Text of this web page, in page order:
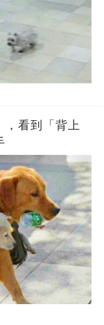
，看到「背上